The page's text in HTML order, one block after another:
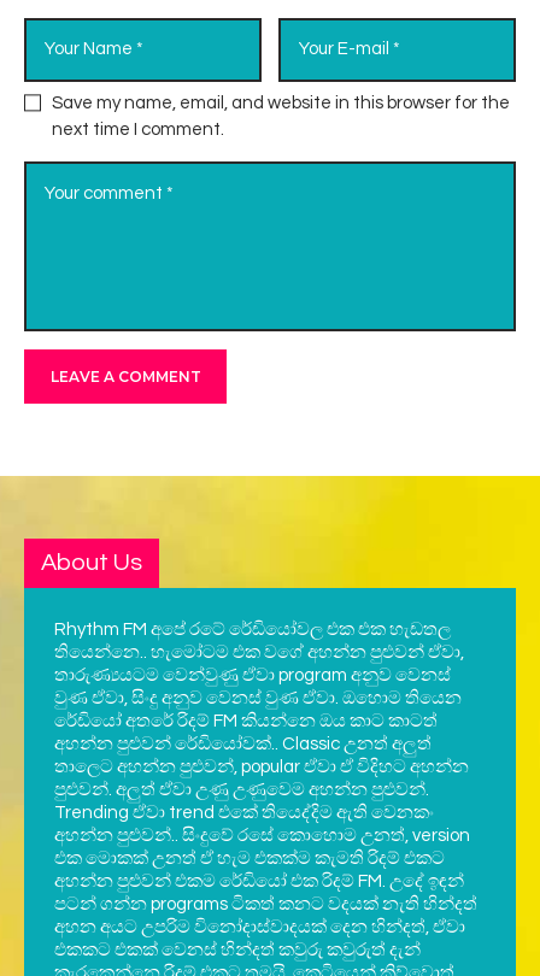
Save my name, email, and website in this browser for the
next time I comment.
About Us
Rhythm FM අපේ රටේ රේඩියෝවල එක එක හැඩතල
තියෙන්නෙ.. හැමෝටම එක වගේ අහන්න පුළුවන් ඒවා,
තාරුණ්‍යයටම වෙන්වුණු ඒවා program අනුව වෙනස්
වුණ ඒවා, සිංදු අනුව වෙනස් වුණ ඒවා. ඔහොම තියෙන
රේඩියෝ අතරේ රිදම් FM කියන්නෙ ඔය කාට කාටත්
අහන්න පුළුවන් රේඩියෝවක්.. Classic උනත් අලුත්
තාලෙට අහන්න පුළුවන්, popular ඒවා ඒ විදිහට අහන්න
පුළුවන්. අලුත් ඒවා උණු උණුවෙම අහන්න පුළුවන්.
Trending ඒවා trend එකේ තියෙද්දිම ඇති වෙනකං
අහන්න පුළුවන්.. සිංදුවේ රසේ කොහොම උනත්, version
එක මොකක් උනත් ඒ හැම එකක්ම කැමති රිදම් එකට
අහන්න පුළුවන් එකම රේඩියෝ එක රිදම් FM. උදේ ඉඳන්
පටන් ගන්න programs ටිකත් කනට වදයක් නැති හින්දත්
අහන අයට උපරිම විනෝදාස්වාදයක් දෙන හින්දත්, ඒවා
එකකට එකක් වෙනස් හින්දත් කවුරු කවුරුත් දැන්